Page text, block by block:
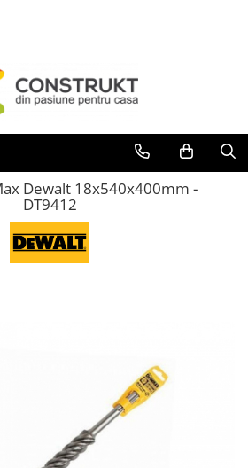
si sobe
solid
gazos/lichid
de
Dewalt 18x540x400mm -
DT9412